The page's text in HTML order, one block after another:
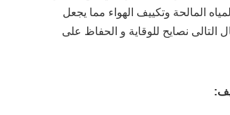
المالحة وتكييف الهواء مما يجعل
نصايح للوقاية و الحفاظ على